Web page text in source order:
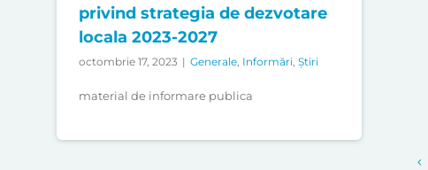
privind strategia de dezvotare
locala 2023-2027
octombrie 17, 2023 | Generale, Informări, Știri
material de informare publica